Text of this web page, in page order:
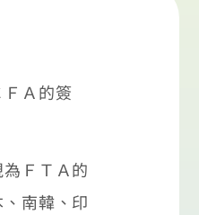
Ａ的簽
ＦＴＡ的
南韓、印